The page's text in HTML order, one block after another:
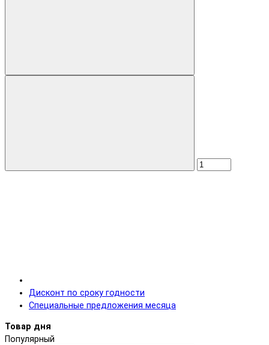
Дисконт по сроку годности
Специальные предложения месяца
Товар дня
Популярный